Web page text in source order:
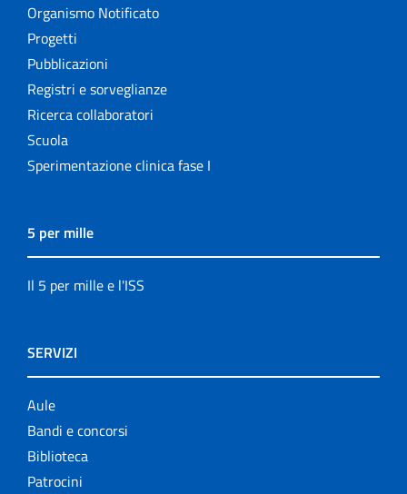
Organismo Notificato
Progetti
Pubblicazioni
Registri e sorveglianze
Ricerca collaboratori
Scuola
Sperimentazione clinica fase I
5 per mille
Il 5 per mille e l'ISS
SERVIZI
Aule
Bandi e concorsi
Biblioteca
Patrocini